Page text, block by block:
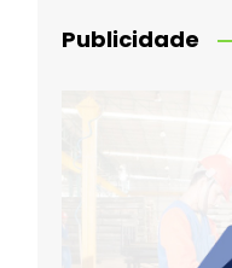
Publicidade